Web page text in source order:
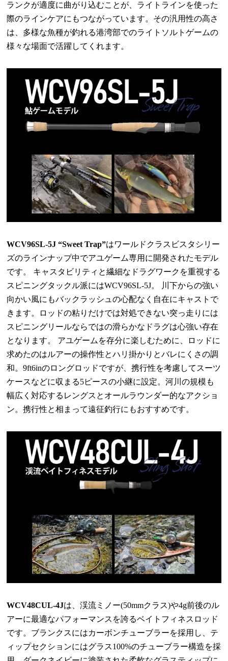
ランクが適度に曲がり込むことが、ライトラインを使った
際のラインケアにもつながっています。その汎用性の高さ
は、多様な魚種が釣れる港湾部でのライトソルトゲームの
様々な場面で活躍してくれます。
WCV96SL-5J “Sweet Trap”はワールドクラスビスタシリー
ズのラインナップ中でアユゲーム専用に開発されたモデル
です。 キャスタビリティと繊細なドラグワークを重視する
スピニングタックル派にはWCV96SL-5J。 川下からの強い
向かい風にもバックラッシュの心配なく自在にキャストで
きます。ロッドの粘りだけでは対処できない突っ走りには
スピニングリールならではの滑らかなドラグは心強い存在
となります。 アユゲームを存分に楽しむために、ロッドに
求めたのはルアーの操作性とハリ掛かりとバレにくさの調
和。9ft6inのロングロッドですが、携行性を考慮してスーツ
ケースなどに収まる5ピースの小継に設定。河川の規模も
幅広く対応するレングスとオールラウンダー的なアクショ
ン。携行性と相まって遠征釣行にもおすすめです。
WCV48CUL-4Jは、渓流ミノー(50mmクラス)や4g前後のル
アーに最適なパフォーマンスを誇るベイトフィネスロッド
です。ブランクスにはカーボンチューブラーを採用し、テ
ィップセクションにはグラス100%のチューブラー構造を採